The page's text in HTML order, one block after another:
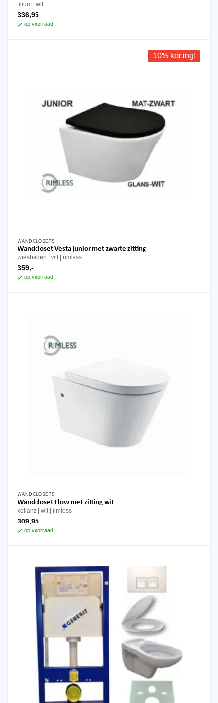
lilium wit
336,95
op voorraad
10% korting!
WANDCLOSETS
Wandcloset Vesta junior met zwarte zitting
wiesbaden wit rimless
359,-
op voorraad
WANDCLOSETS
Wandcloset Flow met zitting wit
xellanz wit rimless
309,95
op voorraad